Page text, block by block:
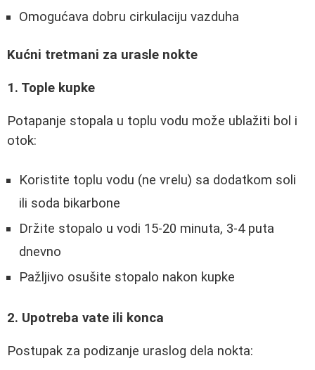
Omogućava dobru cirkulaciju vazduha
Kućni tretmani za urasle nokte
1. Tople kupke
Potapanje stopala u toplu vodu može ublažiti bol i
otok:
Koristite toplu vodu (ne vrelu) sa dodatkom soli
ili soda bikarbone
Držite stopalo u vodi 15-20 minuta, 3-4 puta
dnevno
Pažljivo osušite stopalo nakon kupke
2. Upotreba vate ili konca
Postupak za podizanje uraslog dela nokta: